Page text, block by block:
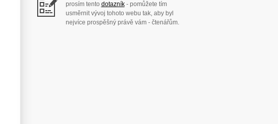
prosím tento dotazník- pomůžete tím
usměrnit vývoj tohoto webu tak, aby byl
nejvíce prospěšný právě vám - čtenářům.